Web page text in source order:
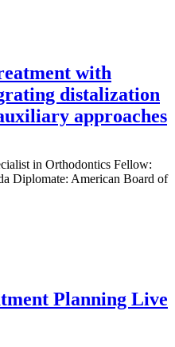
with
distalization
approaches
in Orthodontics Fellow:
Diplomate: American Board of
Planning Live